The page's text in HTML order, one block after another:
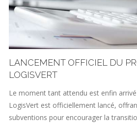
LANCEMENT OFFICIEL DU
LOGISVERT
Le moment tant attendu est enfin
LogisVert est officiellement lancé,
subventions pour encourager la